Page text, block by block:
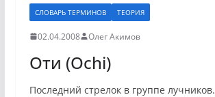
СЛОВАРЬ ТЕРМИНОВ ТЕОРИЯ
02.04.2008 Олег Акимов
Оти (Ochi)
Последний стрелок в группе лучников.